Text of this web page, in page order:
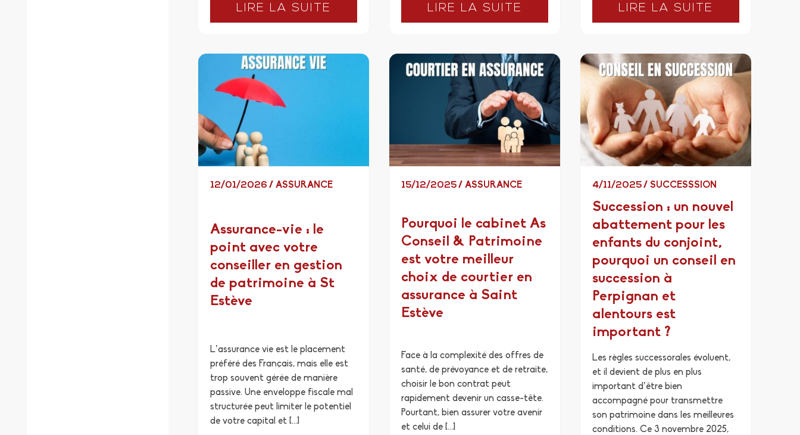
LIRE LA SUITE LIRE LA SUITE LIRE LA SUITE
12/01/2026 / ASSURANCE
Assurance-vie : le
point avec votre
conseiller en gestion
de patrimoine à St
Estève
L’assurance vie est le placement
préféré des Français, mais elle est
trop souvent gérée de manière
passive. Une enveloppe fiscale mal
structurée peut limiter le potentiel
de votre capital et […]
15/12/2025/ ASSURANCE
Pourquoi le cabinet As
Conseil & Patrimoine
est votre meilleur
choix de courtier en
assurance à Saint
Estève
Face à la complexité des offres de
santé, de prévoyance et de retraite,
choisir le bon contrat peut
rapidement devenir un casse-tête.
Pourtant, bien assurer votre avenir
et celui de […]
4/11/2025/ SUCCESSSION
Succession : un nouvel
abattement pour les
enfants du conjoint,
pourquoi un conseil en
succession à
Perpignan et
alentours est
important ?
Les règles successorales évoluent,
et il devient de plus en plus
important d’être bien
accompagné pour transmettre
son patrimoine dans les meilleures
conditions. Ce 3 novembre 2025,